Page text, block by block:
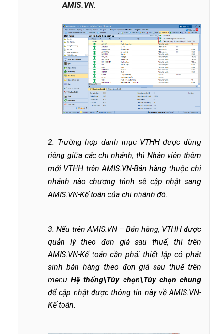
AMIS.VN.
2. Trường hợp danh mục VTHH được dùng
riêng giữa các chi nhánh, thì Nhân viên thêm
mới VTHH trên AMIS.VN-Bán hàng thuộc chi
nhánh nào chương trình sẽ cập nhật sang
AMIS.VN-Kế toán của chi nhánh đó.
3. Nếu trên AMIS.VN – Bán hàng, VTHH được
quản lý theo đơn giá sau thuế, thì trên
AMIS.VN-Kế toán cần phải thiết lập có phát
sinh bán hàng theo đơn giá sau thuế trên
menuHệ thống\Tùy chọn\Tùy chọn chung
để cập nhật được thông tin này về AMIS.VN-
Kế toán.